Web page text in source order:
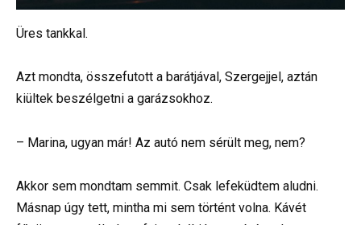
Üres tankkal.
Azt mondta, összefutott a barátjával, Szergejjel, aztán
kiültek beszélgetni a garázsokhoz.
– Marina, ugyan már! Az autó nem sérült meg, nem?
Akkor sem mondtam semmit. Csak lefeküdtem aludni.
Másnap úgy tett, mintha mi sem történt volna. Kávét